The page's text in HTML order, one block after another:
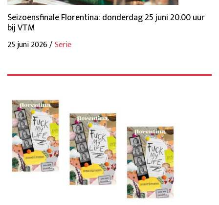
Seizoensfinale Florentina: donderdag 25 juni 20.00 uur
bij VTM
25 juni 2026 /Serie